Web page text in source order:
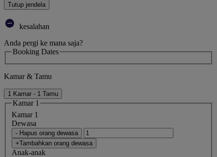
Tutup jendela
kesalahan
Anda pergi ke mana saja?
Booking Dates
Kamar & Tamu
1 Kamar - 1 Tamu
Kamar 1
Kamar 1
Dewasa
- Hapus orang dewasa
+Tambahkan orang dewasa
Anak-anak